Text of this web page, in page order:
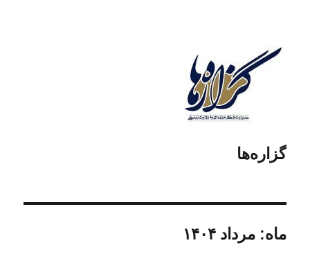
گزاره‌ها
ماه:مرداد ۱۴۰۴